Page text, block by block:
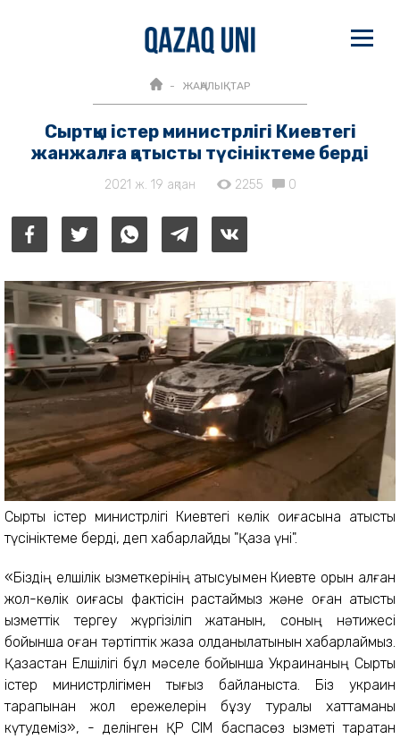
ЖАҢАЛЫҚТАР
Сыртқы істер министрлігі Киевтегі
жанжалға қатысты түсініктеме берді
2021 ж. 19 ақпан 2255 0
Сыртқы істер министрлігі Киевтегі көлік оқиғасына қатысты
түсініктеме берді, деп хабарлайды "Қазақ үні".
«Біздің елшілік қызметкерінің қатысуымен Киевте орын алған
жол-көлік оқиғасы фактісін растаймыз және оған қатысты
қызметтік тергеу жүргізіліп жатқанын, соның нәтижесі
бойынша оған тәртіптік жаза қолданылатынын хабарлаймыз.
Қазақстан Елшілігі бұл мәселе бойынша Украинаның Сыртқы
істер министрлігімен тығыз байланыста. Біз украин
тарапынан жол ережелерін бұзу туралы хаттаманы
күтудеміз», - делінген ҚР СІМ баспасөз қызметі таратқан